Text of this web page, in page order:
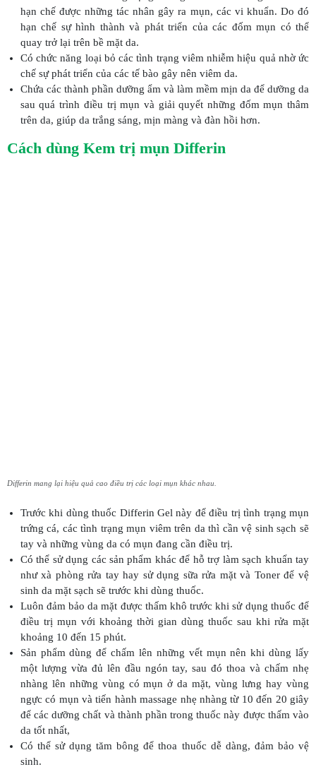
hạn chế được những tác nhân gây ra mụn, các vi khuẩn. Do đó
hạn chế sự hình thành và phát triển của các đốm mụn có thể
quay trở lại trên bề mặt da.
Có chức năng loại bỏ các tình trạng viêm nhiễm hiệu quả nhờ ức
chế sự phát triển của các tế bào gây nên viêm da.
Chứa các thành phần dưỡng ẩm và làm mềm mịn da để dưỡng da
sau quá trình điều trị mụn và giải quyết những đốm mụn thâm
trên da, giúp da trắng sáng, mịn màng và đàn hồi hơn.
Cách dùng Kem trị mụn Differin
Differin mang lại hiệu quả cao điều trị các loại mụn khác nhau.
Trước khi dùng thuốc Differin Gel này để điều trị tình trạng mụn
trứng cá, các tình trạng mụn viêm trên da thì cần vệ sinh sạch sẽ
tay và những vùng da có mụn đang cần điều trị.
Có thể sử dụng các sản phẩm khác để hỗ trợ làm sạch khuẩn tay
như xà phòng rửa tay hay sử dụng sữa rửa mặt và Toner để vệ
sinh da mặt sạch sẽ trước khi dùng thuốc.
Luôn đảm bảo da mặt được thấm khô trước khi sử dụng thuốc để
điều trị mụn với khoảng thời gian dùng thuốc sau khi rửa mặt
khoảng 10 đến 15 phút.
Sản phẩm dùng để chấm lên những vết mụn nên khi dùng lấy
một lượng vừa đủ lên đầu ngón tay, sau đó thoa và chấm nhẹ
nhàng lên những vùng có mụn ở da mặt, vùng lưng hay vùng
ngực có mụn và tiến hành massage nhẹ nhàng từ 10 đến 20 giây
để các dưỡng chất và thành phần trong thuốc này được thấm vào
da tốt nhất,
Có thể sử dụng tăm bông để thoa thuốc dễ dàng, đảm bảo vệ
sinh.